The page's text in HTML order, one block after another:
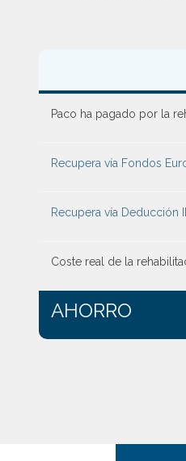
Paco ha pagado por la
Recupera vía Fondos
Recupera vía Deducción
Coste real de la
AHORRO